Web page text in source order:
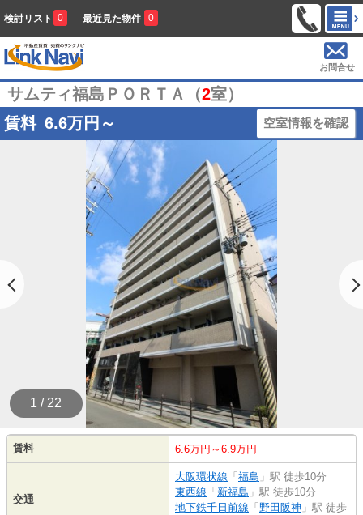
検討リスト 0 最近見た物件 0
お問合せ
サムティ福島ＰＯＲＴＡ（2室）
賃料 6.6万円～ 空室情報を確認
1 / 22
賃料 6.6万円～6.9万円
交通
大阪環状線 「 福島 」駅 徒歩10分
東西線 「 新福島 」駅 徒歩10分
地下鉄千日前線 「 野田阪神 」駅 徒歩